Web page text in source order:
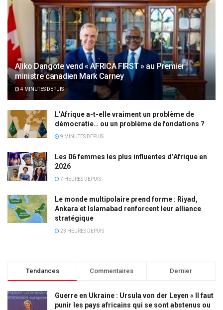
Aliko Dangote vend « AFRICA FIRST » au Premier
ministre canadien Mark Carney
4 MINUTES DEPUIS
L’Afrique a-t-elle vraiment un problème de
démocratie… ou un problème de fondations ?
9 MINUTES DEPUIS
Les 06 femmes les plus influentes d’Afrique en
2026
7 HEURES DEPUIS
Le monde multipolaire prend forme : Riyad,
Ankara et Islamabad renforcent leur alliance
stratégique
23 HEURES DEPUIS
Tendances Commentaires Dernier
Guerre en Ukraine : Ursula von der Leyen « Il faut
punir les pays africains qui se sont abstenus ou